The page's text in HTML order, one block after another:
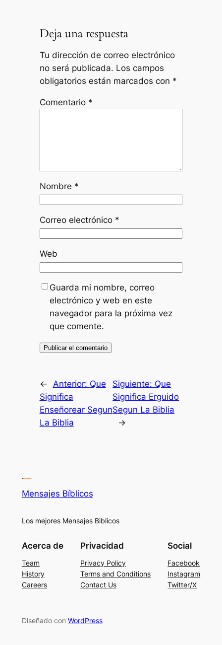
Deja una respuesta
Tu dirección de correo electrónico
no será publicada. Los campos
obligatorios están marcados con *
Comentario *
Nombre *
Correo electrónico *
Web
Guarda mi nombre, correo
electrónico y web en este
navegador para la próxima vez
que comente.
← Anterior: Que
Significa
Enseñorear Segun
La Biblia
Siguiente: Que
Significa Erguido
Segun La Biblia
→
Mensajes Bíblicos
Los mejores Mensajes Biblicos
Acerca de
Team
History
Careers
Privacidad
Privacy Policy
Terms and Conditions
Contact Us
Social
Facebook
Instagram
Twitter/X
Diseñado con WordPress